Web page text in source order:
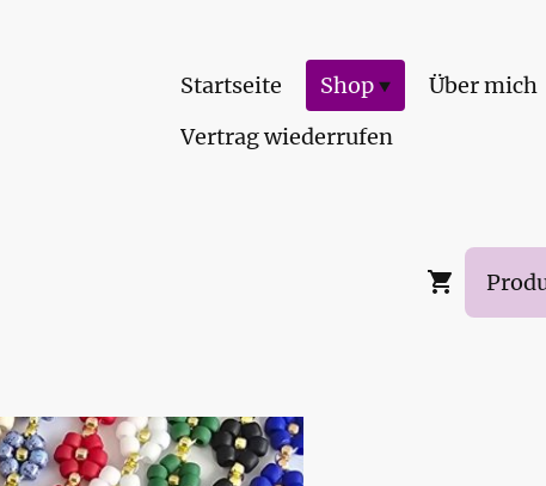
Startseite Shop Über mich
Vertrag wiederrufen